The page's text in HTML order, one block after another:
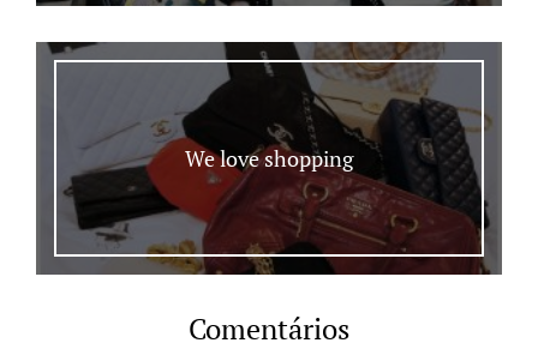
We love shopping
Comentários